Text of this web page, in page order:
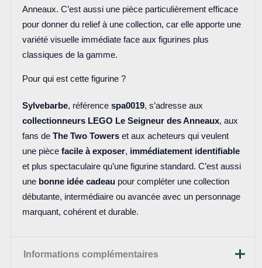
Anneaux. C’est aussi une pièce particulièrement efficace
pour donner du relief à une collection, car elle apporte une
variété visuelle immédiate face aux figurines plus
classiques de la gamme.
Pour qui est cette figurine ?
Sylvebarbe, référence spa0019, s’adresse aux
collectionneurs LEGO Le Seigneur des Anneaux, aux
fans de The Two Towerset aux acheteurs qui veulent
une pièce facile à exposer, immédiatement identifiable
et plus spectaculaire qu’une figurine standard. C’est aussi
une bonne idée cadeaupour compléter une collection
débutante, intermédiaire ou avancée avec un personnage
marquant, cohérent et durable.
Informations complémentaires